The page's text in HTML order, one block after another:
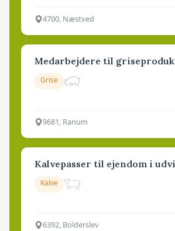
4700, Næstved
Medarbejdere til
Grise
9681, Ranum
Kalvepasser til ejendom i
Kalve
6392, Bolderslev